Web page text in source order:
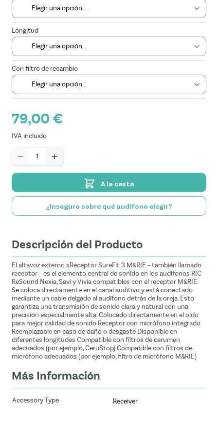
Longitud
Con filtro de recambio
79,00 €
IVA incluido
A la cesta
¿Inseguro sobre qué audífono elegir?
Descripción del Producto
El altavoz externo xReceptor SureFit 3 M&RIE – también llamado
receptor – es el elemento central de sonido en los audífonos RIC
ReSound Nexia, Savi y Vivia compatibles con el receptor M&RIE.
Se coloca directamente en el canal auditivo y está conectado
mediante un cable delgado al audífono detrás de la oreja. Esto
garantiza una transmisión de sonido clara y natural con una
precisión especialmente alta. Colocado directamente en el oído
para mejor calidad de sonido Receptor con micrófono integrado
Reemplazable en caso de daño o desgaste Disponible en
diferentes longitudes Compatible con filtros de cerumen
adecuados (por ejemplo, CeruStop) Compatible con filtros de
micrófono adecuados (por ejemplo, filtro de micrófono M&RIE)
Más Información
Accessory Type Receiver